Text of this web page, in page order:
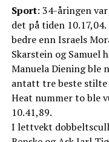
Sport: 34-åringen
det på tiden
bedre enn Israels
Skarstein og Samuel
Manuela Diening ble
antatt tre beste
Heat nummer to ble
10.41,89.
I lettvekt